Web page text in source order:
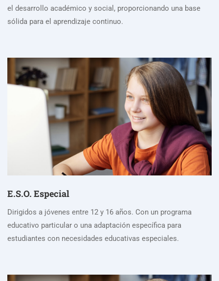
el desarrollo académico y social, proporcionando una base
sólida para el aprendizaje continuo.
E.S.O. Especial
Dirigidos a jóvenes entre 12 y 16 años. Con un programa
educativo particular o una adaptación específica para
estudiantes con necesidades educativas especiales.